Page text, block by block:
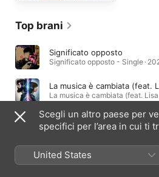
Top brani
Significato opposto
Significato opposto - Single ·
Giochi di specchi
Giochi di specchi - Single · 2024
Scegli un altro paese per
specifici per l’area in cui ti
United States